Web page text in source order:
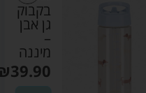
בקבוק
גן אבן
–
מיננה
39.90